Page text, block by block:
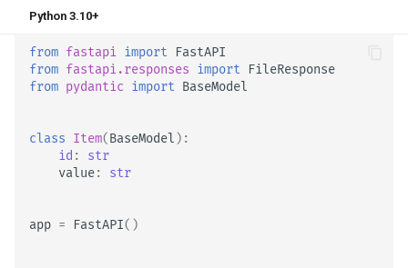
Python 3.10+
from fastapi import
FastAPI
from fastapi.responses import
FileResponse
from pydantic import BaseModel
class Item(BaseModel ):
id :
str
value: str
app = FastAPI()